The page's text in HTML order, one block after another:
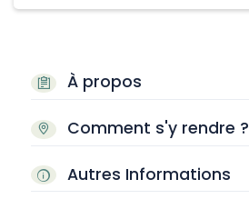
À propos
Comment s'y rendre ?
Autres Informations